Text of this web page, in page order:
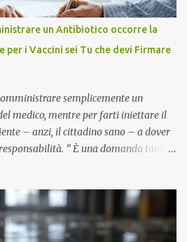
un Antibiotico occorre la
per i Vaccini sei Tu che devi Firmare
semplicemente un
medico, mentre per farti iniettare il
– anzi, il cittadino sano – a dover
” È una domanda tanto
che dovrebbe scuotere chiunque abbia
con la propria testa. Per il vaccino
con autorizzazione condizionata,